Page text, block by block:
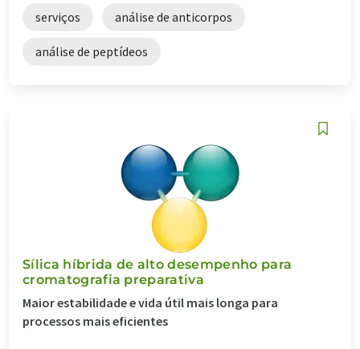
serviços análise de anticorpos
análise de peptídeos
Sílica híbrida de alto desempenho para
cromatografia preparativa
Maior estabilidade e vida útil mais longa para
processos mais eficientes